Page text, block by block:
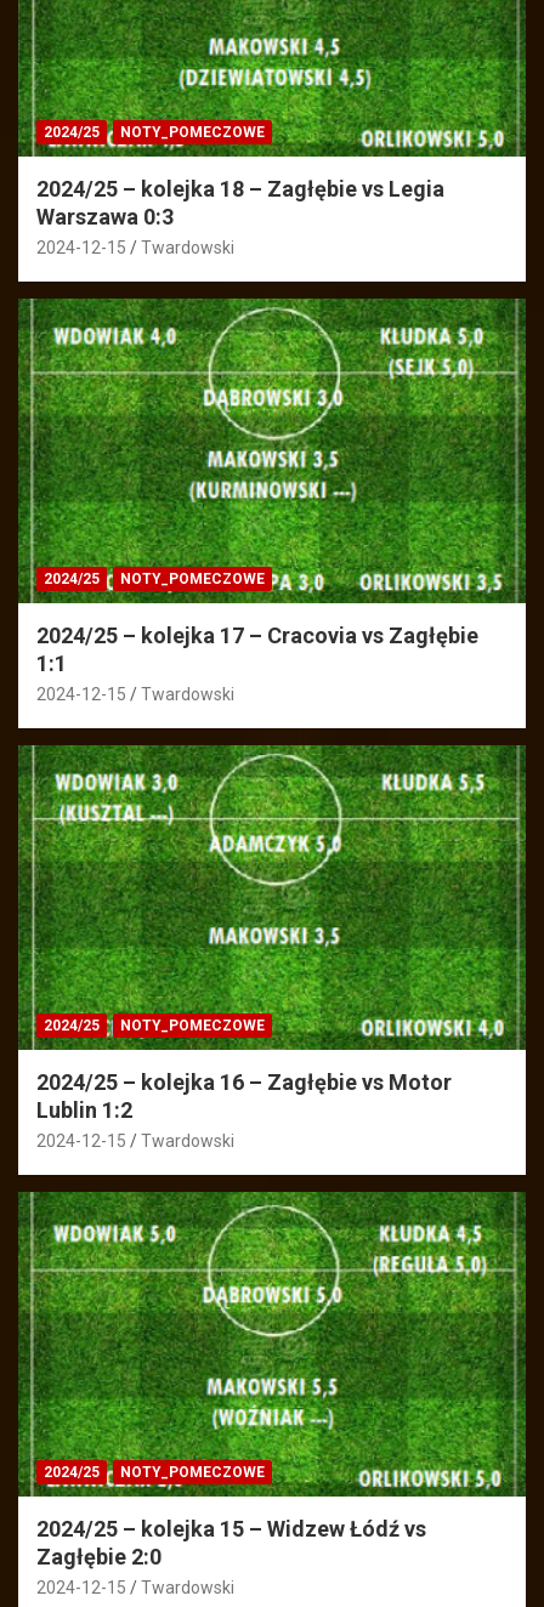
2024/25 NOTY_POMECZOWE
2024/25 – kolejka 18 – Zagłębie vs Legia
Warszawa 0:3
2024-12-15 Twardowski
2024/25 NOTY_POMECZOWE
2024/25 – kolejka 17 – Cracovia vs Zagłębie
1:1
2024-12-15 Twardowski
2024/25 NOTY_POMECZOWE
2024/25 – kolejka 16 – Zagłębie vs Motor
Lublin 1:2
2024-12-15 Twardowski
2024/25 NOTY_POMECZOWE
2024/25 – kolejka 15 – Widzew Łódź vs
Zagłębie 2:0
2024-12-15 Twardowski